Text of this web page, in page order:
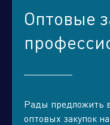
Оптовые
Рады предложить
оптовых закупок